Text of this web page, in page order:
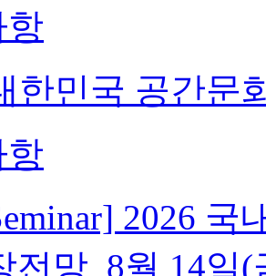
항
한민국 공간문
항
2026 국
전망_8월 14일(